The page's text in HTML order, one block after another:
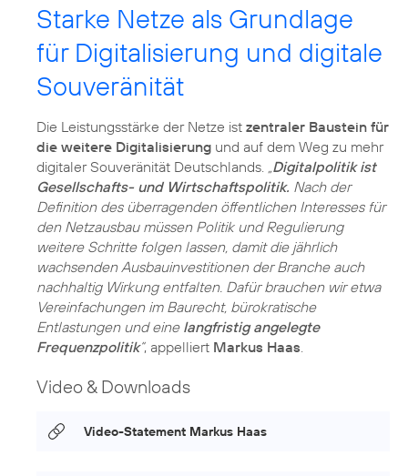
Starke Netze als Grundlage
für Digitalisierung und digitale
Souveränität
Die Leistungsstärke der Netze ist zentraler Baustein für
die weitere Digitalisierung und auf dem Weg zu mehr
digitaler Souveränität Deutschlands.
Digitalpolitik ist
Gesellschafts- und Wirtschaftspolitik. Nach der
Definition des überragenden öffentlichen Interesses für
den Netzausbau müssen Politik und Regulierung
weitere Schritte folgen lassen, damit die jährlich
wachsenden Ausbauinvestitionen der Branche auch
nachhaltig Wirkung entfalten. Dafür brauchen wir etwa
Vereinfachungen im Baurecht, bürokratische
Entlastungen und eine langfristig angelegte
Frequenzpolitik“, appelliert Markus Haas
Video & Downloads
Video-Statement Markus Haas